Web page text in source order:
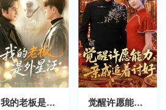
我的老板是外星汪 觉醒许愿能力，亲戚追着讨好